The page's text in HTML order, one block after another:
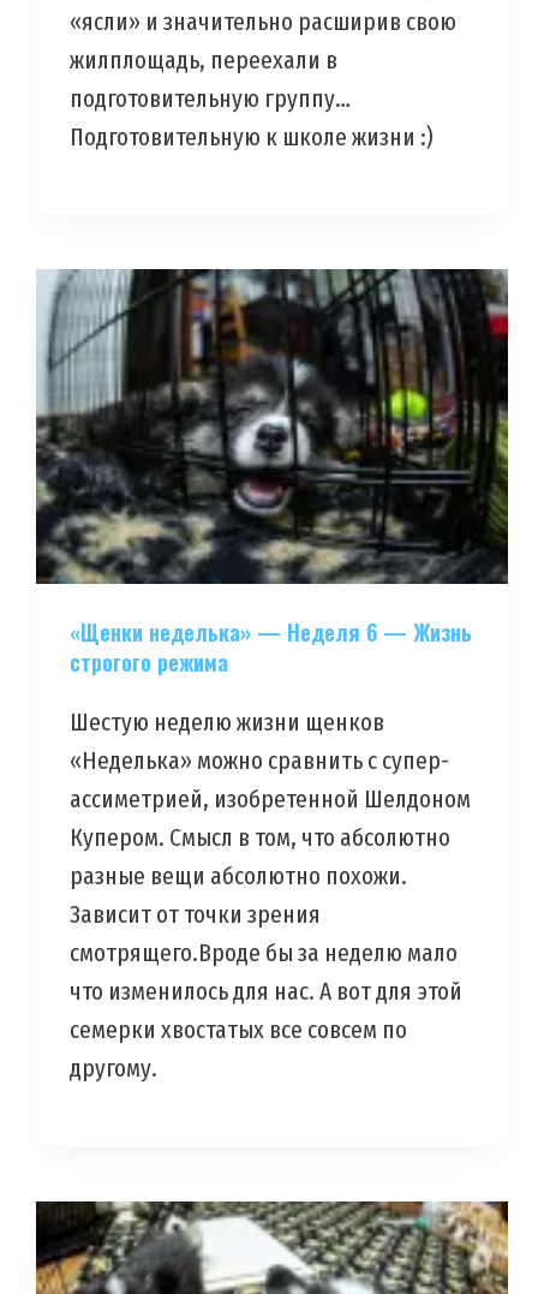
«ясли» и значительно расширив свою
жилплощадь, переехали в
подготовительную группу…
Подготовительную к школе жизни :)
«Щенки неделька» — Неделя 6 — Жизнь
строгого режима
Шестую неделю жизни щенков
«Неделька» можно сравнить с супер-
ассиметрией, изобретенной Шелдоном
Купером. Смысл в том, что абсолютно
разные вещи абсолютно похожи.
Зависит от точки зрения
смотрящего.Вроде бы за неделю мало
что изменилось для нас. А вот для этой
семерки хвостатых все совсем по
другому.